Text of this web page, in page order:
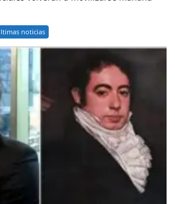
noticias